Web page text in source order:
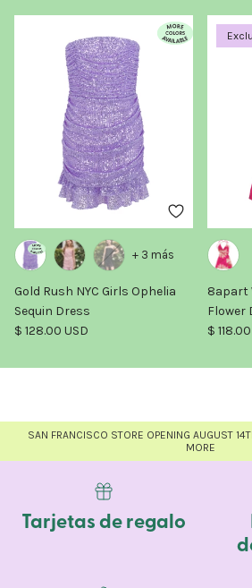
Gold Rush NYC Girls Ophelia
Sequin Dress
Precio normal
$ 128.00 USD
+ 3 más
8apart
Flower
Precio
$
SAN FRANCISCO STORE OPENING AUGUST
MORE
Tarjetas de regalo